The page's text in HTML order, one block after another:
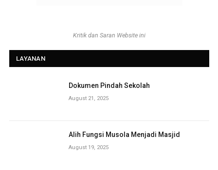
Kritik dan Saran Website ini
LAYANAN
Dokumen Pindah Sekolah
August 21, 2025
Alih Fungsi Musola Menjadi Masjid
August 19, 2025